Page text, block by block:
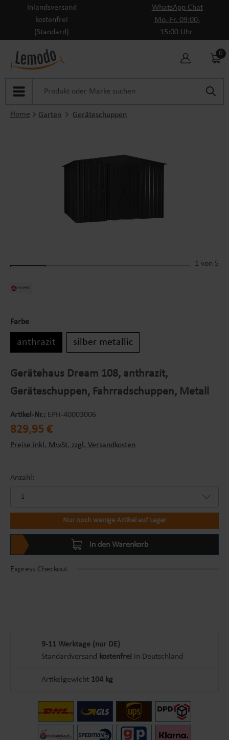
Zum Hauptinhalt springen
Inlandsversand
kostenfrei
(Standard)
WhatsApp Chat
Mo.-Fr. 09:00-
15:00 Uhr
0
Home Garten Geräteschuppen
1 von 5
Farbe
anthrazit silber metallic
Gerätehaus Dream 108, anthrazit,
Geräteschuppen, Fahrradschuppen, Metall
Artikel-Nr.: EPH-40003006
Regulärer Preis:
829,95 €
Preise inkl. MwSt. zzgl. Versandkosten
Anzahl:
Nur noch wenige Artikel auf Lager
In den Warenkorb
Express Checkout
9-11 Werktage (nur DE)
Standardversand kostenfrei in Deutschland
Artikelgewicht 104 kg